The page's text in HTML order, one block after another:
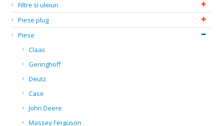
Filtre si uleiuri
Piese plug
Piese
Claas
Geringhoff
Deutz
Case
John Deere
Massey Ferguson